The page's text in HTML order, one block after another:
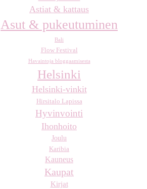
Astiat & kattaus
Asut & pukeutuminen
Bali
Flow Festival
Havaintoja bloggaamisesta
Helsinki
Helsinki-vinkit
Hirsitalo Lapissa
Hyvinvointi
Ihonhoito
Joulu
Karibia
Kauneus
Kaupat
Kirjat